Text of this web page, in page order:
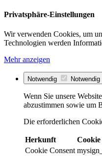
Privatsphäre-Einstellungen
Wir verwenden Cookies, um
Technologien werden
Mehr anzeigen
Notwendig Notwendig
Wenn Sie unsere
abzustimmen sowie um
Die erforderlichen
Herkunft Cookie
Cookie Consent